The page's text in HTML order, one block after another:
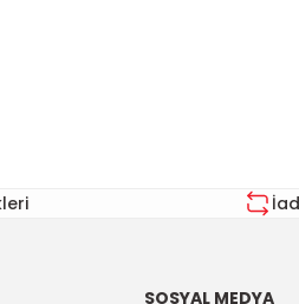
SOSYAL MEDYA